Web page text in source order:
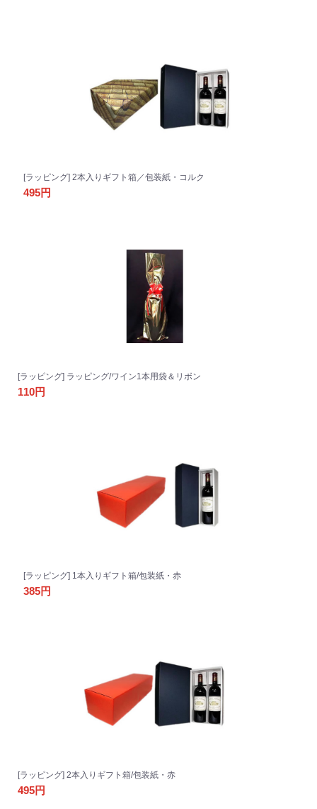
[ラッピング] 2本入りギフト箱／包装紙・コルク
495円
[ラッピング] ラッピング/ワイン1本用袋＆リボン
110円
[ラッピング] 1本入りギフト箱/包装紙・赤
385円
[ラッピング] 2本入りギフト箱/包装紙・赤
495円